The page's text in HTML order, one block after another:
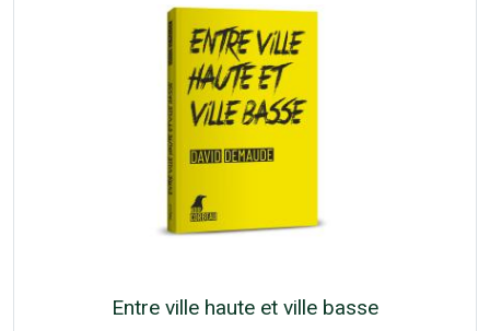
Entre ville haute et ville basse